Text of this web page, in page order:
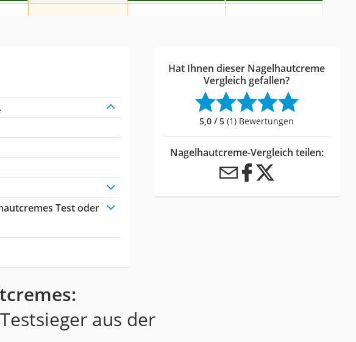
Test oder
Hat Ihnen dieser Nagelhautcreme
Vergleich gefallen?
5,0 / 5 (1) Bewertungen
Nagelhautcreme-Vergleich teilen:
aus der